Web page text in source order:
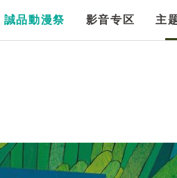
誠品動漫祭 影音专区 主